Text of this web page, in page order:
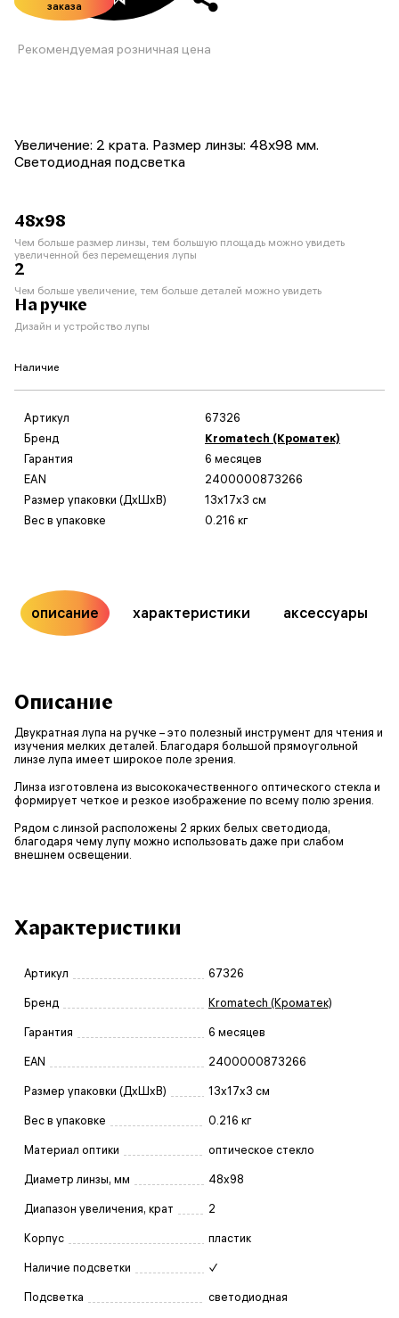
заказа
Рекомендуемая розничная цена
Увеличение: 2 крата. Размер линзы: 48х98 мм.
Светодиодная подсветка
48x98
Чем больше размер линзы, тем большую площадь можно увидеть
увеличенной без перемещения лупы
2
Чем больше увеличение, тем больше деталей можно увидеть
На ручке
Дизайн и устройство лупы
Наличие
Артикул
67326
Бренд
Kromatech (Кроматек)
Гарантия
6 месяцев
EAN
2400000873266
Размер упаковки (ДxШxВ)
13x17x3 см
Вес в упаковке
0.216 кг
описание характеристики аксессуары
Описание
Двукратная лупа на ручке – это полезный инструмент для чтения и
изучения мелких деталей. Благодаря большой прямоугольной
линзе лупа имеет широкое поле зрения.
Линза изготовлена из высококачественного оптического стекла и
формирует четкое и резкое изображение по всему полю зрения.
Рядом с линзой расположены 2 ярких белых светодиода,
благодаря чему лупу можно использовать даже при слабом
внешнем освещении.
Характеристики
Артикул 67326
Бренд Kromatech (Кроматек)
Гарантия 6 месяцев
EAN 2400000873266
Размер упаковки (ДxШxВ) 13x17x3 см
Вес в упаковке 0.216 кг
Материал оптики оптическое стекло
Диаметр линзы, мм 48x98
Диапазон увеличения, крат 2
Корпус пластик
Наличие подсветки ✓
Подсветка светодиодная